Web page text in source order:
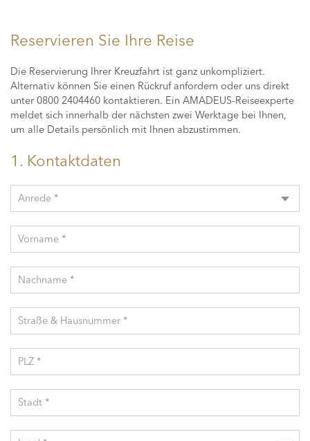
Reservieren Sie Ihre Reise
Die Reservierung Ihrer Kreuzfahrt ist ganz unkompliziert.
Alternativ können Sie einen Rückruf anfordern oder uns direkt
unter 0800 2404460 kontaktieren. Ein AMADEUS-Reiseexperte
meldet sich innerhalb der nächsten zwei Werktage bei Ihnen,
um alle Details persönlich mit Ihnen abzustimmen.
1. Kontaktdaten
Anrede *
Vorname *
Nachname *
Straße & Hausnummer *
PLZ *
Stadt *